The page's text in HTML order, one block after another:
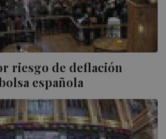
riesgo de deflación
española